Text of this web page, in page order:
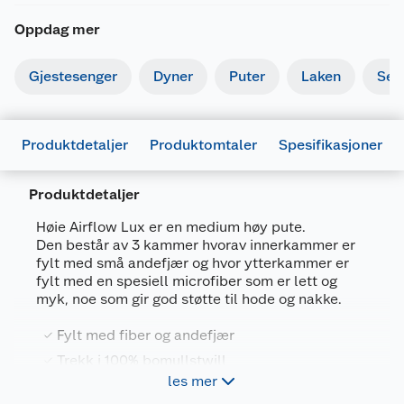
Oppdag mer
Gjestesenger Dyner Puter Laken
Produktdetaljer Produktomtaler Spesifikasjoner
Produktdetaljer
Høie Airflow Lux er en medium høy pute.
Den består av 3 kammer hvorav innerkammer er
fylt med små andefjær og hvor ytterkammer er
fylt med en spesiell microfiber som er lett og
myk, noe som gir god støtte til hode og nakke.
Fylt med fiber og andefjær
Trekk i 100% bomullstwill
Medium høy puteles mer
Artikkelnummer
7034184752700
Leverandørens artikkelnummer
46015270
Størrelse
50 X 70 CM
Farge